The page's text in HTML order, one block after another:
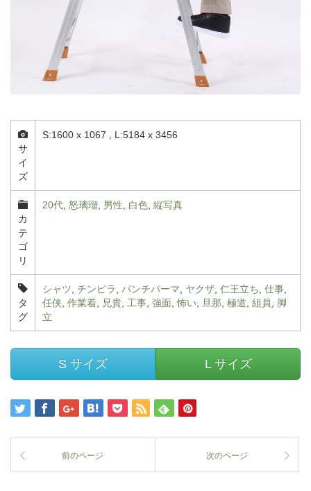
サ
イ
ズ
S:1600 x 1067 , L:5184 x 3456
カ
テ
ゴ
リ
20代, 怒璃瑠, 男性, 白色, 縦写真
タ
グ
シャツ, チンピラ, パンチパーマ, ヤクザ, 仁王立ち, 仕事,
任侠, 作業着, 兄貴, 工事, 強面,怖い, 旦那, 極道, 組員, 脚
立
S サイズ L サイズ
前のページ 次のページ